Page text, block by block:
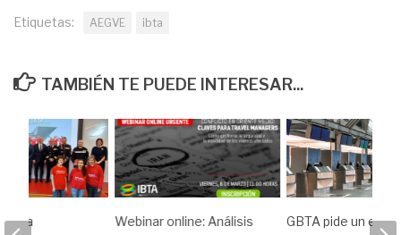
Etiquetas: AEGVE ibta
TAMBIÉN TE PUEDE INTERESAR...
Webinar online: Análisis
GBTA pide un
a la